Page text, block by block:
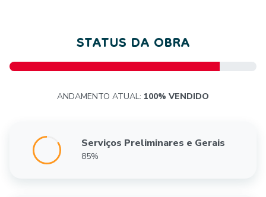
STATUS DA OBRA
ANDAMENTO ATUAL: 100% VENDIDO
Serviços Preliminares e Gerais
85%